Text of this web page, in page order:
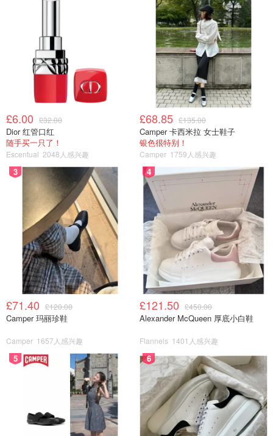
£6.00 £32.00
Dior 红管口红
随手买一只了！
Escentual 2048人感兴趣
£68.85 £135.00
Camper 卡西米拉 女士鞋子
银色很特别！
Camper 1759人感兴趣
3
£71.40 £120.00
Camper 玛丽珍鞋
Camper 1657人感兴趣
4
£121.50 £450.00
Alexander McQueen 厚底小白鞋
Flannels 1401人感兴趣
5 6